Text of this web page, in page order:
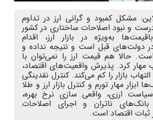
مشکل کمبود و گرانی ارز در تداوم
و نبود اصلاحات ساختاری در کشور
به‌ویژه در بازار ارز، اقدام
دولت‌های قبل است و نتیجه نداده و
حالا هم قیمت ارز را نمی‌توان با
مهار کرد. پذیرش واقعیت‌های‌ اقتصاد،
بازار را کم می‌کند. کنترل نقدینگی
ابزار مهار تورم و کنترل بازار ارز و طلا
ارزی، واقعی سازی نرخ بهره،
ناتران و اجرای اصلاحات
ثبات اقتصاد است.